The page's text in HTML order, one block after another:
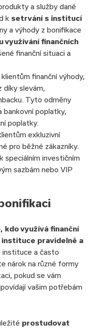
a služby dané
k setrvání s institucí
a výhody z bonifikace
využívání finančních
finanční situaci a
finanční výhody,
díky slevám,
Tyto odměny
bankovní poplatky,
poplatky.
exkluzivní
pro běžné zákazníky.
speciálním investičním
sazbám nebo VIP
kdo využívá finanční
instituce pravidelně a
instituce a často
nárok na různé formy
pokud se vám
vašim potřebám
prostudovat